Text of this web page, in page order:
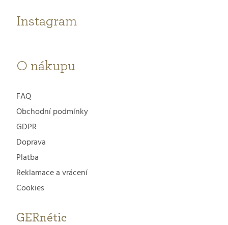
Instagram
O nákupu
FAQ
Obchodní podmínky
GDPR
Doprava
Platba
Reklamace a vrácení
Cookies
GERnétic